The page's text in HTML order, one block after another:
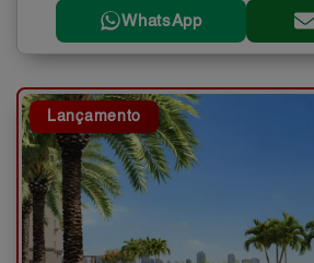
WhatsApp
Lançamento